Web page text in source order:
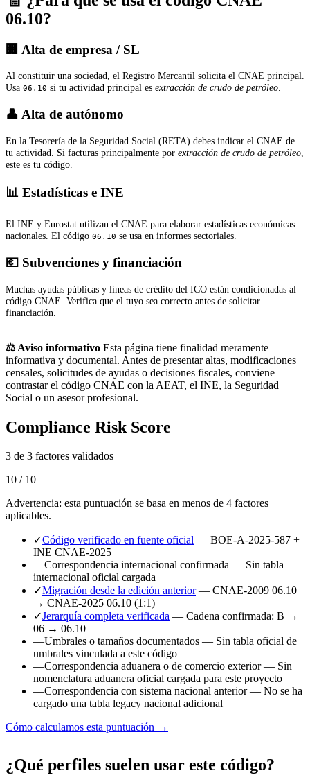
06.10?
🏢 Alta de empresa / SL
Al constituir una sociedad, el Registro Mercantil solicita el CNAE principal.
Usa 06.10 si tu actividad principal es extracción de crudo de petróleo.
👤 Alta de autónomo
En la Tesorería de la Seguridad Social (RETA) debes indicar el CNAE de
tu actividad. Si facturas principalmente por extracción de crudo de petróleo
este es tu código.
📊 Estadísticas e INE
El INE y Eurostat utilizan el CNAE para elaborar estadísticas económicas
nacionales. El código 06.10 se usa en informes sectoriales.
💶 Subvenciones y financiación
Muchas ayudas públicas y líneas de crédito del ICO están condicionadas al
código CNAE. Verifica que el tuyo sea correcto antes de solicitar
financiación.
⚖️ Aviso informativo Esta página tiene finalidad meramente
informativa y documental. Antes de presentar altas, modificaciones
censales, solicitudes de ayudas o decisiones fiscales, conviene
contrastar el código CNAE con la AEAT, el INE, la Seguridad
Social o un asesor profesional.
Compliance Risk Score
3 de 3 factores validados
10 / 10
Advertencia: esta puntuación se basa en menos de 4 factores
aplicables.
✓Código verificado en fuente oficial — BOE-A-2025-587 +
INE CNAE-2025
—Correspondencia internacional confirmada — Sin tabla
internacional oficial cargada
✓Migración desde la edición anterior — CNAE-2009 06.10
→ CNAE-2025 06.10 (1:1)
✓Jerarquía completa verificada — Cadena confirmada: B →
06 → 06.10
—Umbrales o tamaños documentados — Sin tabla oficial de
umbrales vinculada a este código
—Correspondencia aduanera o de comercio exterior— Sin
nomenclatura aduanera oficial cargada para este proyecto
—Correspondencia con sistema nacional anterior— No se ha
cargado una tabla legacy nacional adicional
Cómo calculamos esta puntuación →
¿Qué perfiles suelen usar este código?